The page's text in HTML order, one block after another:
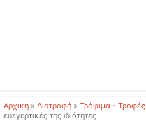
Αρχική » Διατροφή » Τρόφιμα - Τροφές
ευεγερτικές της ιδιότητες